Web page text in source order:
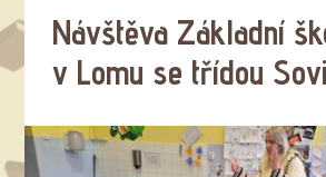
Návštěva Základní
v Lomu se třídou